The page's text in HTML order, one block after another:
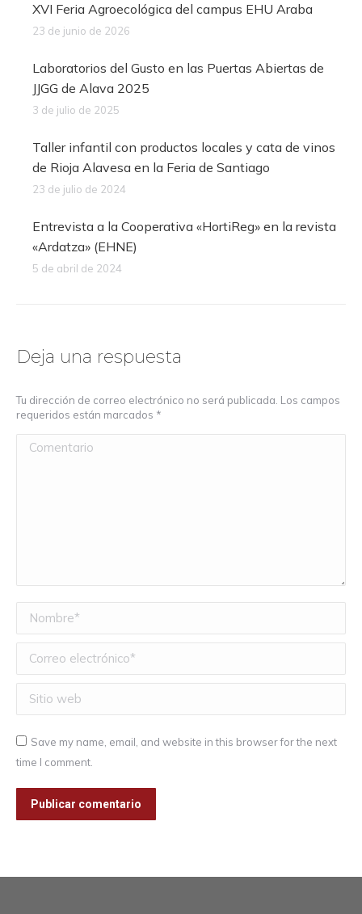
XVI Feria Agroecológica del campus EHU Araba
23 de junio de 2026
Laboratorios del Gusto en las Puertas Abiertas de
JJGG de Alava 2025
3 de julio de 2025
Taller infantil con productos locales y cata de vinos
de Rioja Alavesa en la Feria de Santiago
23 de julio de 2024
Entrevista a la Cooperativa «HortiReg» en la revista
«Ardatza» (EHNE)
5 de abril de 2024
Deja una respuesta
Tu dirección de correo electrónico no será publicada. Los campos
requeridos están marcados *
Comentario
Nombre *
Correo electrónico *
Sitio web
Save my name, email, and website in this browser for the next
time I comment.
Publicar comentario